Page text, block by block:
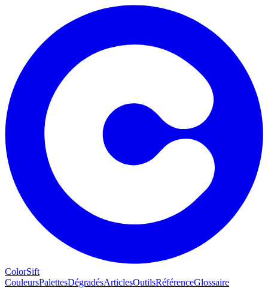
ColorSift
CouleursPalettesDégradésArticlesOutilsRéférenceGlossaire